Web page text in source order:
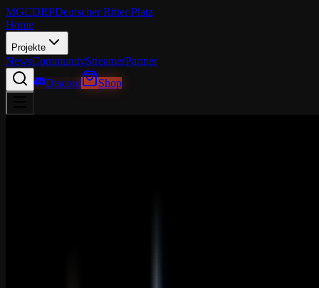
MGCDRPDeutscher Ritter Platz
Home
Projekte
NewsCommunityStreamerPartner
Discord
Shop